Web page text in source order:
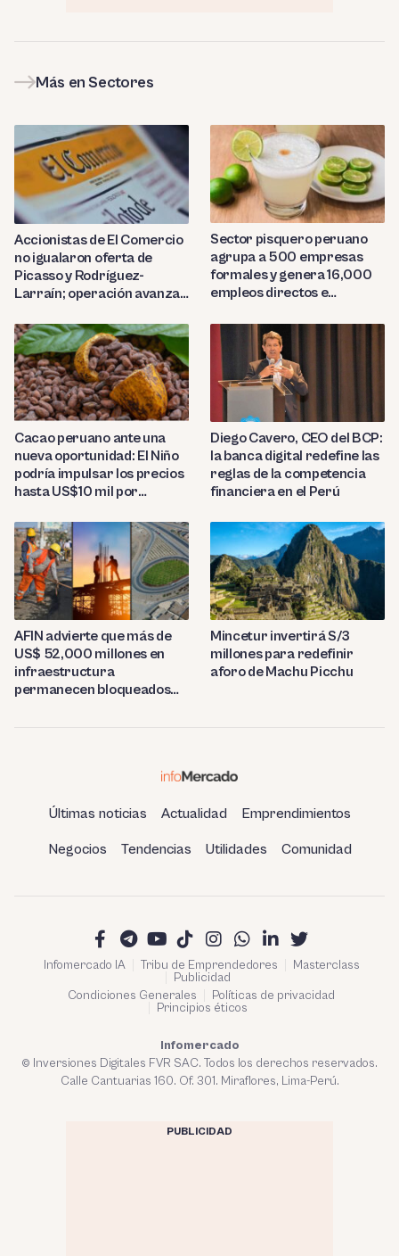
Más en Sectores
Accionistas de El Comercio
no igualaron oferta de
Picasso y Rodríguez-
Larraín; operación avanza
Sector pisquero peruano
agrupa a 500 empresas
formales y genera 16,000
empleos directos e
Cacao peruano ante una
nueva oportunidad: El Niño
podría impulsar los precios
hasta US$10 mil por
Diego Cavero, CEO del BCP:
la banca digital redefine las
reglas de la competencia
financiera en el Perú
AFIN advierte que más de
US$ 52,000 millones en
infraestructura
permanecen bloqueados
Mincetur invertirá S/3
millones para redefinir
aforo de Machu Picchu
Últimas noticias Actualidad Emprendimientos
Negocios Tendencias Utilidades Comunidad
Infomercado IA Tribu de Emprendedores
Masterclass
Publicidad
Condiciones Generales
Políticas de privacidad
Principios éticos
Infomercado
© Inversiones Digitales FVR SAC. Todos los derechos reservados.
Calle Cantuarias 160. Of. 301. Miraflores, Lima-Perú.
PUBLICIDAD